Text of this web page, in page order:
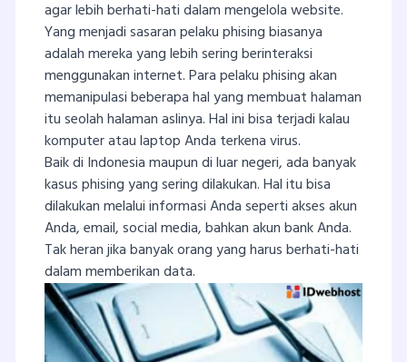
agar lebih berhati-hati dalam mengelola website.
Yang menjadi sasaran pelaku phising biasanya
adalah mereka yang lebih sering berinteraksi
menggunakan internet. Para pelaku phising akan
memanipulasi beberapa hal yang membuat halaman
itu seolah halaman aslinya. Hal ini bisa terjadi kalau
komputer atau laptop Anda terkena virus.
Baik di Indonesia maupun di luar negeri, ada banyak
kasus phising yang sering dilakukan. Hal itu bisa
dilakukan melalui informasi Anda seperti akses akun
Anda, email, social media, bahkan akun bank Anda.
Tak heran jika banyak orang yang harus berhati-hati
dalam memberikan data.